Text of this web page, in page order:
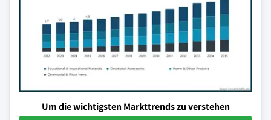
Um die wichtigsten Markttrends zu verstehen